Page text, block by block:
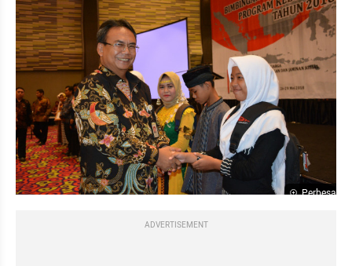
Perbesar
ADVERTISEMENT